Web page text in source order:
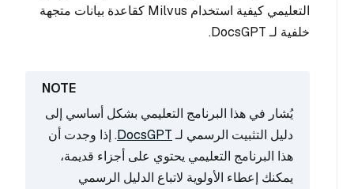
التعليمي كيفية استخدام Milvus كقاعدة بيانات متجهة
خلفية لـ DocsGPT.
يُشار في هذا البرنامج التعليمي بشكل أساسي إلى
دليل التثبيت الرسمي لـDocsGPT. إذا وجدت أن
هذا البرنامج التعليمي يحتوي على أجزاء قديمة،
يمكنك إعطاء الأولوية لاتباع الدليل الرسمي